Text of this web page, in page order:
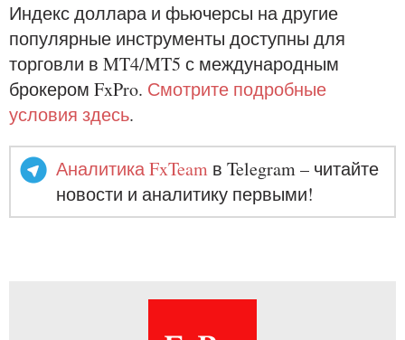
Индекс доллара и фьючерсы на другие
популярные инструменты доступны для
торговли в MT4/MT5 с международным
брокером FxPro. Смотрите подробные
условия здесь.
Аналитика FxTeam в Telegram – читайте
новости и аналитику первыми!